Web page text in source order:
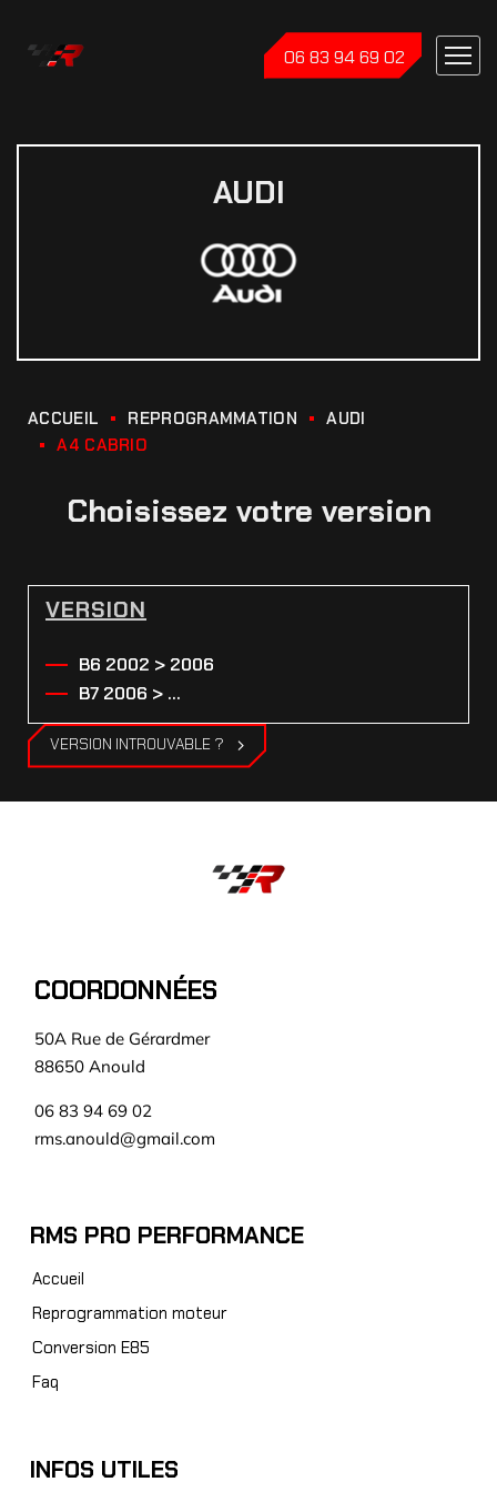
06 83 94 69 02
AUDI
ACCUEIL REPROGRAMMATION
AUDI
A4 CABRIO
Choisissez votre version
VERSION
B6 2002 > 2006
B7 2006 > ...
VERSION INTROUVABLE ?
COORDONNÉES
50A Rue de Gérardmer
88650 Anould
06 83 94 69 02
rms.anould@gmail.com
RMS PRO PERFORMANCE
Accueil
Reprogrammation moteur
Conversion E85
Faq
INFOS UTILES